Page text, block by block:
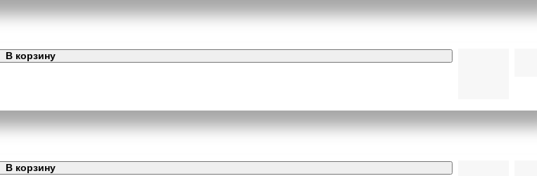
В корзину
В корзину